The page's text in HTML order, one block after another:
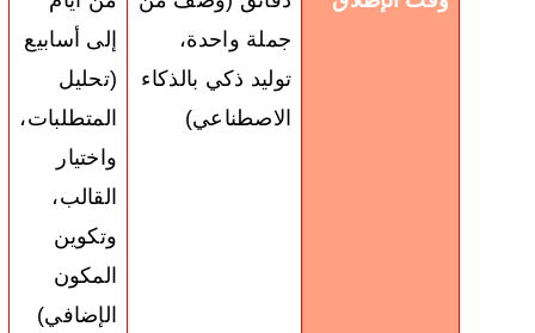
جملة واحدة،
توليد ذكي بالذكاء
الاصطناعي)
إلى أسابيع
(تحليل
المتطلبات،
واختيار
القالب،
وتكوين
المكون
الإضافي)